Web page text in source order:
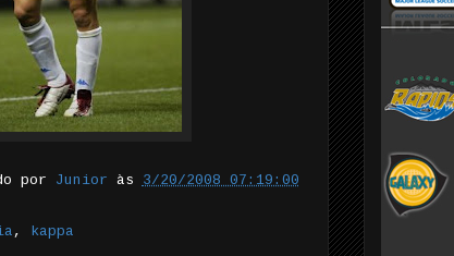
por Junior às 3/20/2008 07:19:00
, kappa